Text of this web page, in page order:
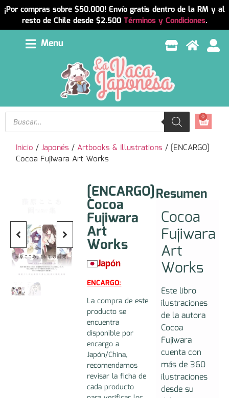
¡Por compras sobre $50.000! Envío gratis dentro de la RM y al
resto de Chile desde $2.500 Términos y Condiciones.
Menu
0
Inicio /Japonés /Artbooks & Illustrations / [ENCARGO]
Cocoa Fujiwara Art Works
[ENCARGO]
Cocoa
Fujiwara
Art
Works
Japón
ENCARGO:
La compra de este
producto se
encuentra
disponible por
encargo a
Japón/China,
recomendamos
revisar la ficha de
cada producto
Resumen
Cocoa
Fujiwara
Art
Works
Este libro
ilustraciones
de la autora
Cocoa
Fujiwara
cuenta con
más de 360
ilustraciones
desde su